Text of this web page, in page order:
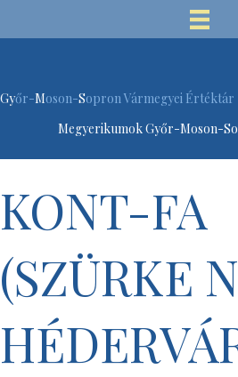
Győr-Moson-Sopron Vármegyei Értéktár
Megyerikumok Győr-Moson-
KONT-FA
(SZÜRKE